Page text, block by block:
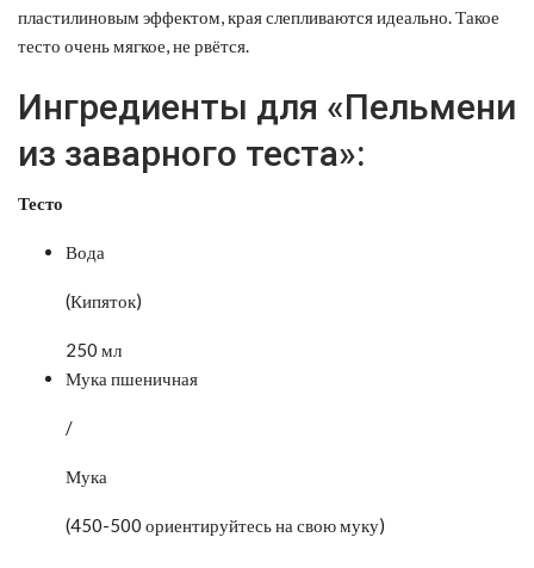
пластилиновым эффектом, края слепливаются идеально.Такое
тесто очень мягкое, не рвётся.
Ингредиенты для «Пельмени
из заварного теста»:
Тесто
Вода
(Кипяток)
250 мл
Мука пшеничная
/
Мука
(450-500 ориентируйтесь на свою муку)